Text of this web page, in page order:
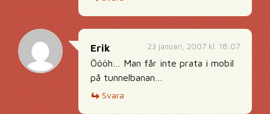
23 januari, 2007 kl. 18:07
Erik
Öööh… Man får inte prata i mobil
på tunnelbanan…
Svara